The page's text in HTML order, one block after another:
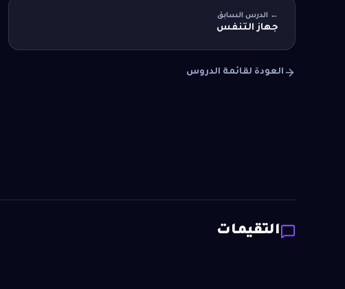
← الدرس السابق
جهاز التنفس
العودة لقائمة الدروس
التقيمات